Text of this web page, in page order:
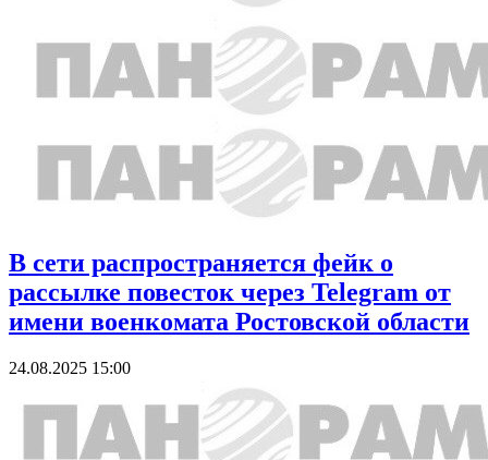
В сети распространяется фейк о
рассылке повесток через Telegram от
имени военкомата Ростовской области
24.08.2025 15:00